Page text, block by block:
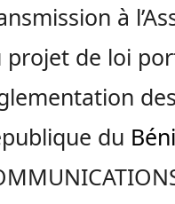
à
projet de loi
du